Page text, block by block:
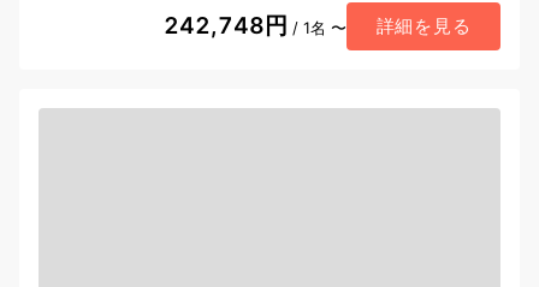
242,748円 / 1名 〜 詳細を見る